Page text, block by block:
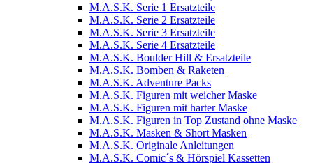
M.A.S.K. Serie 1 Ersatzteile
M.A.S.K. Serie 2 Ersatzteile
M.A.S.K. Serie 3 Ersatzteile
M.A.S.K. Serie 4 Ersatzteile
M.A.S.K. Boulder Hill & Ersatzteile
M.A.S.K. Bomben & Raketen
M.A.S.K. Adventure Packs
M.A.S.K. Figuren mit weicher Maske
M.A.S.K. Figuren mit harter Maske
M.A.S.K. Figuren in Top Zustand ohne Maske
M.A.S.K. Masken & Short Masken
M.A.S.K. Originale Anleitungen
M.A.S.K. Comic´s & Hörspiel Kassetten